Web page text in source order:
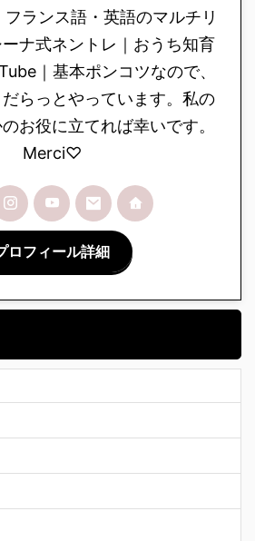
ランス語・英語のマルチリ
ナ式ネントレ｜おうち知育
｜基本ポンコツなので、
らっとやっています。私の
お役に立てれば幸いです。
Merci♡
ロフィール詳細